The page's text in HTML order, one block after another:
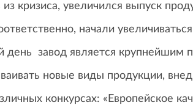
кризиса, увеличился выпуск
начали
день завод является крупнейшим
новые виды продукции,
конкурсах: «Европейское